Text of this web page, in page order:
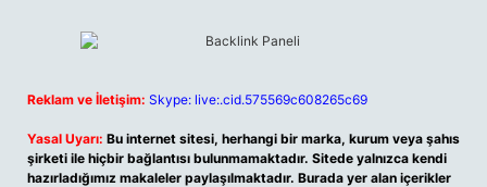
Reklam ve İletişim: Skype: live:.cid.575569c608265c69
Yasal Uyarı: Bu internet sitesi, herhangi bir marka, kurum veya şahıs
şirketi ile hiçbir bağlantısı bulunmamaktadır. Sitede yalnızca kendi
hazırladığımız makaleler paylaşılmaktadır. Burada yer alan içerikler